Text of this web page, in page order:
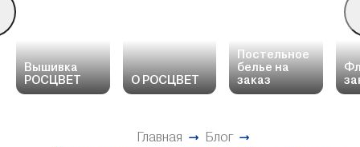
Вышивка
РОСЦВЕТ
О РОСЦВЕТ
Постельное
белье на
заказ
Главная
Блог